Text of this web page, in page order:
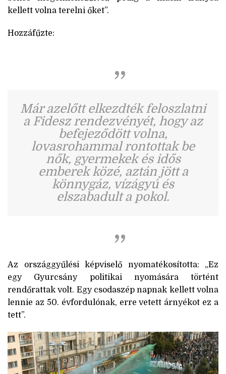
kellett volna terelni őket”.
Hozzáfűzte:
Már azelőtt elkezdték feloszlatni
a Fidesz rendezvényét, hogy az
befejeződött volna,
lovasrohammal rontottak be
nők, gyermekek és idős
emberek közé, aztán jött a
könnygáz, vízágyú és
elszabadult a pokol.
Az országgyűlési képviselő nyomatékosította: „Ez
egy Gyurcsány politikai nyomására történt
rendőrattak volt. Egy csodaszép napnak kellett volna
lennie az 50. évfordulónak, erre vetett árnyékot ez a
tett”.